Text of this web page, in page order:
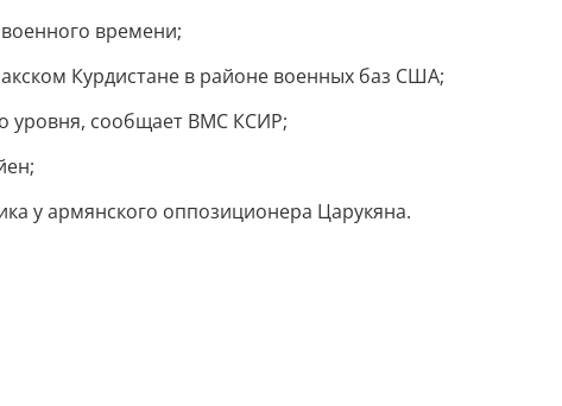
времени;
Курдистане в районе военных баз США;
уровня, сообщает ВМС КСИР;
у армянского оппозиционера Царукяна.